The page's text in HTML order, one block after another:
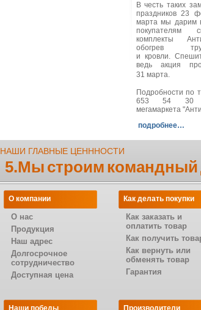
В честь таких
праздников 23
марта мы дарим
покупателям
комплекты
обогрев
и кровли.
ведь акция
31 марта.
Подробности по
653 54 30
мегамаркета
подробнее…
НАШИ ГЛАВНЫЕ ЦЕНННОСТИ
5.Мы строим командный
О компании
О нас
Продукция
Наш адрес
Долгосрочное
сотрудничество
Доступная цена
Как делать покупки
Как заказать и
оплатить товар
Как получить
Как вернуть или
обменять товар
Гарантия
Наши победы Производители